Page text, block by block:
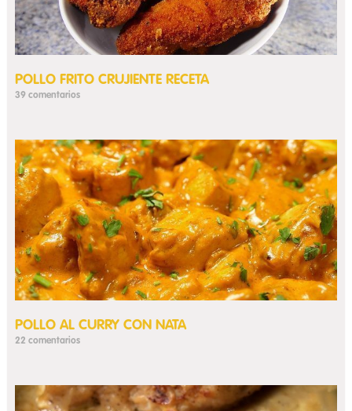
POLLO FRITO CRUJIENTE RECETA
39 comentarios
POLLO AL CURRY CON NATA
22 comentarios